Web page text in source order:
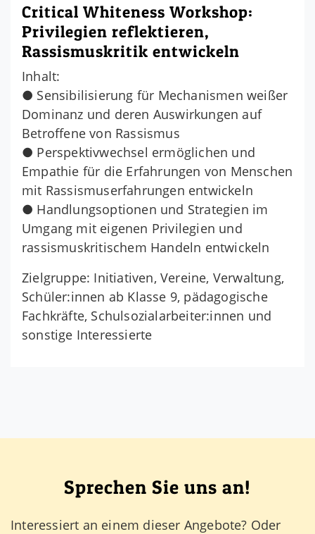
Critical Whiteness Workshop:
Privilegien reflektieren,
Rassismuskritik entwickeln
Inhalt:
● Sensibilisierung für Mechanismen weißer
Dominanz und deren Auswirkungen auf
Betroffene von Rassismus
● Perspektivwechsel ermöglichen und
Empathie für die Erfahrungen von Menschen
mit Rassismuserfahrungen entwickeln
● Handlungsoptionen und Strategien im
Umgang mit eigenen Privilegien und
rassismuskritischem Handeln entwickeln
Zielgruppe: Initiativen, Vereine, Verwaltung,
Schüler:innen ab Klasse 9, pädagogische
Fachkräfte, Schulsozialarbeiter:innen und
sonstige Interessierte
Sprechen Sie uns an!
Interessiert an einem dieser Angebote? Oder